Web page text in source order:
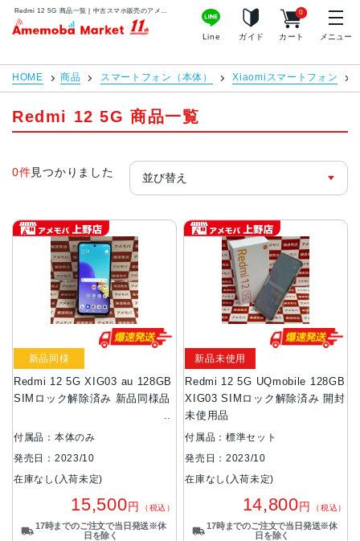
アメモバマーケット
Line ガイド カート
0
メニュー
HOME 商品 スマートフォン（本体） Xiaomiスマートフォン
Redmi 12 5G 商品一覧
0件見つかりました
Redmi 12 5G XIG03 au 128GB
SIMロック解除済み 新品同様品
新品同様
付属品：本体のみ
発売日：2023/10
在庫なし(入荷未定)
15,500円 （税込）
17時までのご注文で当日発送※休
日を除く
Redmi 12 5G UQmobile 128GB
XIG03 SIMロック解除済み 開封
未使用品
新品未使用
付属品：標準セット
発売日：2023/10
在庫なし(入荷未定)
14,800円 （税込）
17時までのご注文で当日発送※休
日を除く